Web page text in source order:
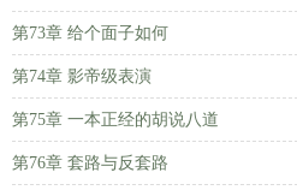
第73章 给个面子如何
第74章 影帝级表演
第75章 一本正经的胡说八道
第76章 套路与反套路